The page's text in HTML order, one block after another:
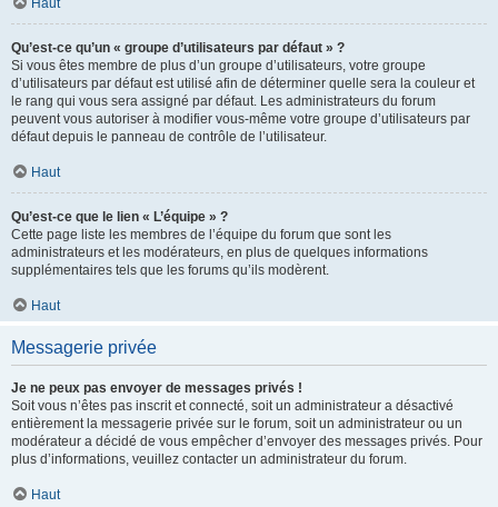
Haut
Qu’est-ce qu’un « groupe d’utilisateurs par défaut » ?
Si vous êtes membre de plus d’un groupe d’utilisateurs, votre groupe
d’utilisateurs par défaut est utilisé afin de déterminer quelle sera la couleur et
le rang qui vous sera assigné par défaut. Les administrateurs du forum
peuvent vous autoriser à modifier vous-même votre groupe d’utilisateurs par
défaut depuis le panneau de contrôle de l’utilisateur.
Haut
Qu’est-ce que le lien « L’équipe » ?
Cette page liste les membres de l’équipe du forum que sont les
administrateurs et les modérateurs, en plus de quelques informations
supplémentaires tels que les forums qu’ils modèrent.
Haut
Messagerie privée
Je ne peux pas envoyer de messages privés !
Soit vous n’êtes pas inscrit et connecté, soit un administrateur a désactivé
entièrement la messagerie privée sur le forum, soit un administrateur ou un
modérateur a décidé de vous empêcher d’envoyer des messages privés. Pour
plus d’informations, veuillez contacter un administrateur du forum.
Haut